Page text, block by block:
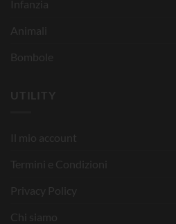
Infanzia
Animali
Bombole
UTILITY
Il mio account
Termini e Condizioni
Privacy Policy
Chi siamo